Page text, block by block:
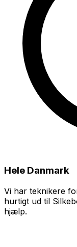
Hele Danmark
Vi har teknikere
hurtigt ud til
hjælp.